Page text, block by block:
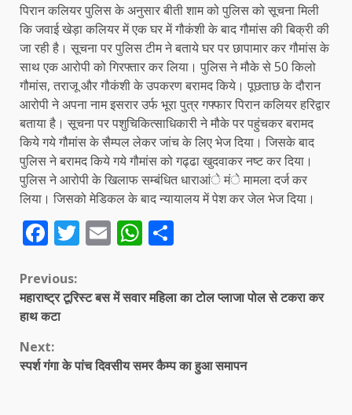
पिरान कलियर पुलिस के अनुसार बीती शाम को पुलिस को सूचना मिली
कि जवाई खेड़ा कलियर में एक घर में गौकंशी के बाद गौमांस की बिक्री की
जा रही है। सूचना पर पुलिस टीम ने बताये घर पर छापामार कर गौमांस के
साथ एक आरोपी को गिरफ्तार कर लिया। पुलिस ने मौके से 50 किलो
गौमांस, तराजू और गौकंशी के उपकरण बरामद किये। पूछताछ के दौरान
आरोपी ने अपना नाम इसरार उर्फ भूरा पुत्र गफ्फार पिरान कलियर हरिद्वार
बताया है। सूचना पर पशुचिकित्साधिकारी ने मौके पर पहुंचकर बरामद
किये गये गौमांस के सैम्पल लेकर जांच के लिए भेज दिया। जिसके बाद
पुलिस ने बरामद किये गये गौमांस को गढ्ढा खुदवाकर नष्ट कर दिया।
पुलिस ने आरोपी के खिलाफ सम्बंधित धाराआंे मंे मामला दर्ज कर
लिया। जिसको मेडिकल के बाद न्यायालय में पेश कर जेल भेज दिया।
Facebook
Twitter
EmailWhatsApp
Continue
Reading
Previous:
महाराष्ट्र टूरिस्ट बस में सवार महिला का टोल प्लाजा पोल से टकरा कर
हाथ कटा
Next:
स्पर्श गंगा के पांच दिवसीय समर कैम्प का हुआ समापन